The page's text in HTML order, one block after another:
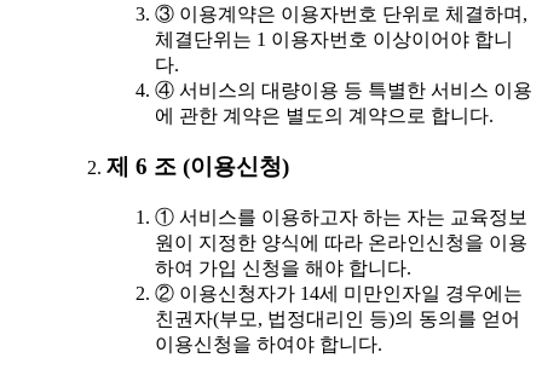
③ 이용계약은 이용자번호 단위로 체결하며,
체결단위는 1 이용자번호 이상이어야 합니
다.
④ 서비스의 대량이용 등 특별한 서비스 이용
에 관한 계약은 별도의 계약으로 합니다.
제 6 조 (이용신청)
① 서비스를 이용하고자 하는 자는 교육정보
원이 지정한 양식에 따라 온라인신청을 이용
하여 가입 신청을 해야 합니다.
② 이용신청자가 14세 미만인자일 경우에는
친권자(부모, 법정대리인 등)의 동의를 얻어
이용신청을 하여야 합니다.